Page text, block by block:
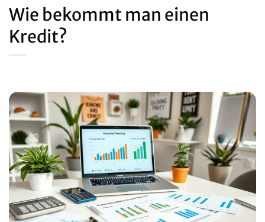
Wie bekommt man einen
Kredit?